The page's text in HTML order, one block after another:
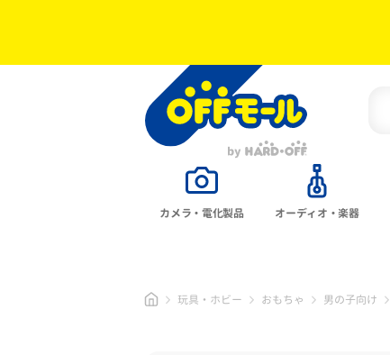
カメラ・電化製品 オーディオ・楽器
玩具・ホビー おもちゃ 男の子向け